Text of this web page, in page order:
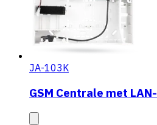
JA-103K
GSM Centrale met